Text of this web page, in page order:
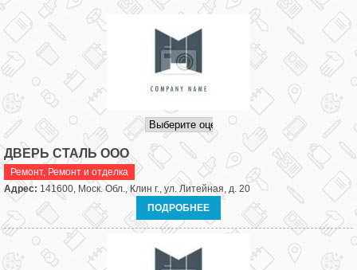
ДВЕРЬ СТАЛЬ ООО
Ремонт, Ремонт и отделка
Адрес: 141600, Моск. Обл., Клин г., ул. Литейная, д. 20
ПОДРОБНЕЕ